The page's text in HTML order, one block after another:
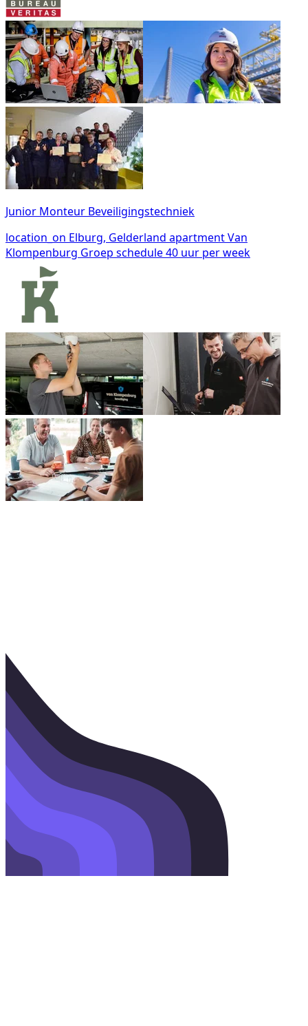
Junior Monteur Beveiligingstechniek
location_on Elburg, Gelderland apartmentVan
Klompenburg Groep schedule40 uur per week